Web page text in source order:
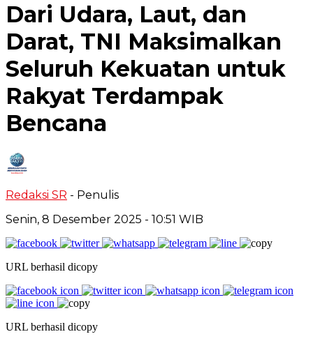
Dari Udara, Laut, dan
Darat, TNI Maksimalkan
Seluruh Kekuatan untuk
Rakyat Terdampak
Bencana
Redaksi SR - Penulis
Senin, 8 Desember 2025 - 10:51 WIB
URL berhasil dicopy
URL berhasil dicopy